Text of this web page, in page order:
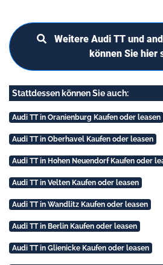
Weitere Audi TT und
können Sie hier
Stattdessen können Sie auch:
Audi TT in Oranienburg Kaufen oder leasen
Audi TT in Oberhavel Kaufen oder leasen
Audi TT in Hohen Neuendorf Kaufen oder
Audi TT in Velten Kaufen oder leasen
Audi TT in Wandlitz Kaufen oder leasen
Audi TT in Berlin Kaufen oder leasen
Audi TT in Glienicke Kaufen oder leasen